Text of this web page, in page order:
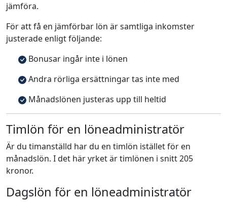
jämföra.
För att få en jämförbar lön är samtliga inkomster
justerade enligt följande:
Bonusar ingår inte i lönen
Andra rörliga ersättningar tas inte med
Månadslönen justeras upp till heltid
Timlön för en löneadministratör
Är du timanställd har du en timlön istället för en
månadslön. I det här yrket är timlönen i snitt 205
kronor.
Dagslön för en löneadministratör